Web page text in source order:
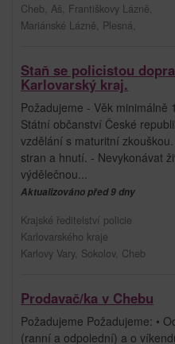
Cheb, Aš, Františkovy Lázně,
Mariánské Lázně, Plesná,
Staň se policistou
Karlovarský kraj.
Požadujeme - Věk minimálně
Státní občanství České
vzdělání s maturitní
stran a hnutí. - Nevykonávat
výdělečnou...
Aktualizováno před 9 dny
Krajské ředitelství policie
Karlovarského kraje
Karlovy Vary, Sokolov, Cheb
Prodavač/ka v Chebu
Požadujeme Požadujeme: •
(ranní a odpolední) a o